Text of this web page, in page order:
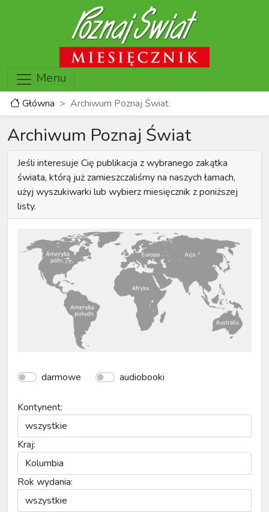
Menu
Główna Archiwum Poznaj Świat
Archiwum Poznaj Świat
Jeśli interesuje Cię publikacja z wybranego zakątka
świata, którą już zamieszczaliśmy na naszych łamach,
użyj wyszukiwarki lub wybierz miesięcznik z poniższej
listy.
darmowe audiobooki
Kontynent:
Kraj:
Rok wydania: